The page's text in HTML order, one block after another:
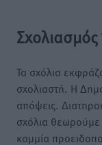
Τα σχόλια
σχολιαστή. Η
απόψεις.
σχόλια θεωρούμε
καμμία